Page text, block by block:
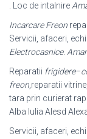
. Loc de intalnire
Incarcare Freon
Servicii, afaceri,
Electrocasnice.
Reparatii frigidere–
freon ,reparatii vitrine,
tara prin curierat
Alba Iulia Alesd
Servicii, afaceri,